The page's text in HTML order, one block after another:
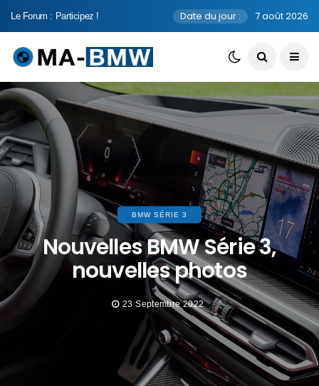
Le Forum : Participez ! Date du jour : 7 août 2026
BMW SÉRIE 3
Nouvelles BMW Série 3,
nouvelles photos
23 Septembre 2022